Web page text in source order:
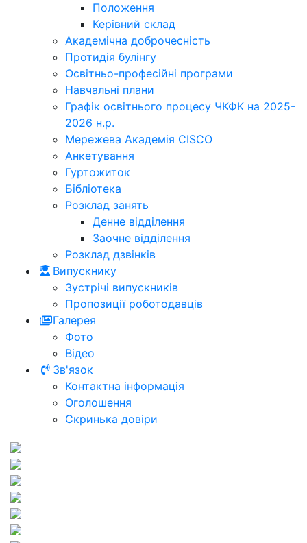
Положення
Керівний склад
Академічна доброчесність
Протидія булінгу
Освітньо-професійні програми
Навчальні плани
Графік освітнього процесу ЧКФК на 2025-
2026 н.р.
Мережева Академія CISCO
Анкетування
Гуртожиток
Бібліотека
Розклад занять
Денне відділення
Заочне відділення
Розклад дзвінків
Випускнику
Зустрічі випускників
Пропозиції роботодавців
Галерея
Фото
Відео
Зв'язок
Контактна інформація
Оголошення
Скринька довіри